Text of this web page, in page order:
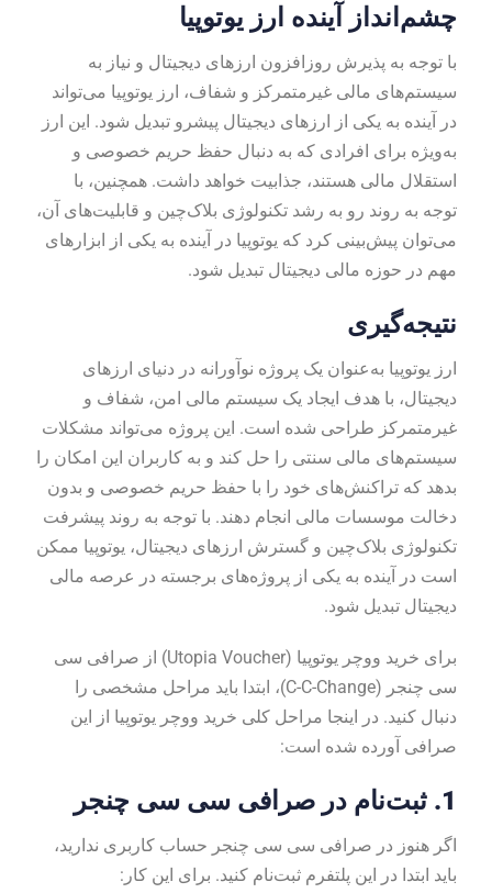
چشم‌انداز آینده ارز یوتوپیا
با توجه به پذیرش روزافزون ارزهای دیجیتال و نیاز به
سیستم‌های مالی غیرمتمرکز و شفاف، ارز یوتوپیا می‌تواند
در آینده به یکی از ارزهای دیجیتال پیشرو تبدیل شود. این ارز
به‌ویژه برای افرادی که به دنبال حفظ حریم خصوصی و
استقلال مالی هستند، جذابیت خواهد داشت. همچنین، با
توجه به روند رو به رشد تکنولوژی بلاک‌چین و قابلیت‌های آن،
می‌توان پیش‌بینی کرد که یوتوپیا در آینده به یکی از ابزارهای
مهم در حوزه مالی دیجیتال تبدیل شود.
نتیجه‌گیری
ارز یوتوپیا به‌عنوان یک پروژه نوآورانه در دنیای ارزهای
دیجیتال، با هدف ایجاد یک سیستم مالی امن، شفاف و
غیرمتمرکز طراحی شده است. این پروژه می‌تواند مشکلات
سیستم‌های مالی سنتی را حل کند و به کاربران این امکان را
بدهد که تراکنش‌های خود را با حفظ حریم خصوصی و بدون
دخالت موسسات مالی انجام دهند. با توجه به روند پیشرفت
تکنولوژی بلاک‌چین و گسترش ارزهای دیجیتال، یوتوپیا ممکن
است در آینده به یکی از پروژه‌های برجسته در عرصه مالی
دیجیتال تبدیل شود.
برای خرید ووچر یوتوپیا (Utopia Voucher) از صرافی سی
سی چنجر (C-C-Change)، ابتدا باید مراحل مشخصی را
دنبال کنید. در اینجا مراحل کلی خرید ووچر یوتوپیا از این
صرافی آورده شده است:
1. ثبت‌نام در صرافی سی سی چنجر
اگر هنوز در صرافی سی سی چنجر حساب کاربری ندارید،
باید ابتدا در این پلتفرم ثبت‌نام کنید. برای این کار: